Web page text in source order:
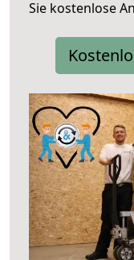
Sie kostenlose